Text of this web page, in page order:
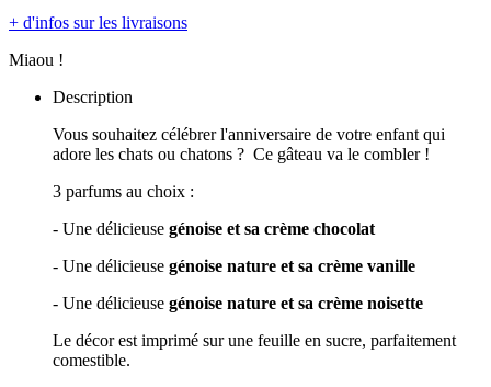
+ d'infos sur les livraisons
Miaou !
Description
Vous souhaitez célébrer l'anniversaire de votre enfant qui
adore les chats ou chatons ? Ce gâteau va le combler !
3 parfums au choix :
- Une délicieuse génoise et sa crème chocolat
- Une délicieuse génoise nature et sa crème vanille
- Une délicieuse génoise nature et sa crème noisette
Le décor est imprimé sur une feuille en sucre, parfaitement
comestible.